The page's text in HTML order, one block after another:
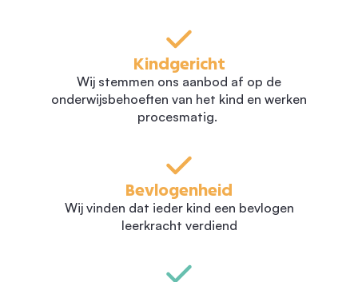
Kindgericht
Wij stemmen ons aanbod af op de
onderwijsbehoeften van het kind en werken
procesmatig.
Bevlogenheid
Wij vinden dat ieder kind een bevlogen
leerkracht verdiend